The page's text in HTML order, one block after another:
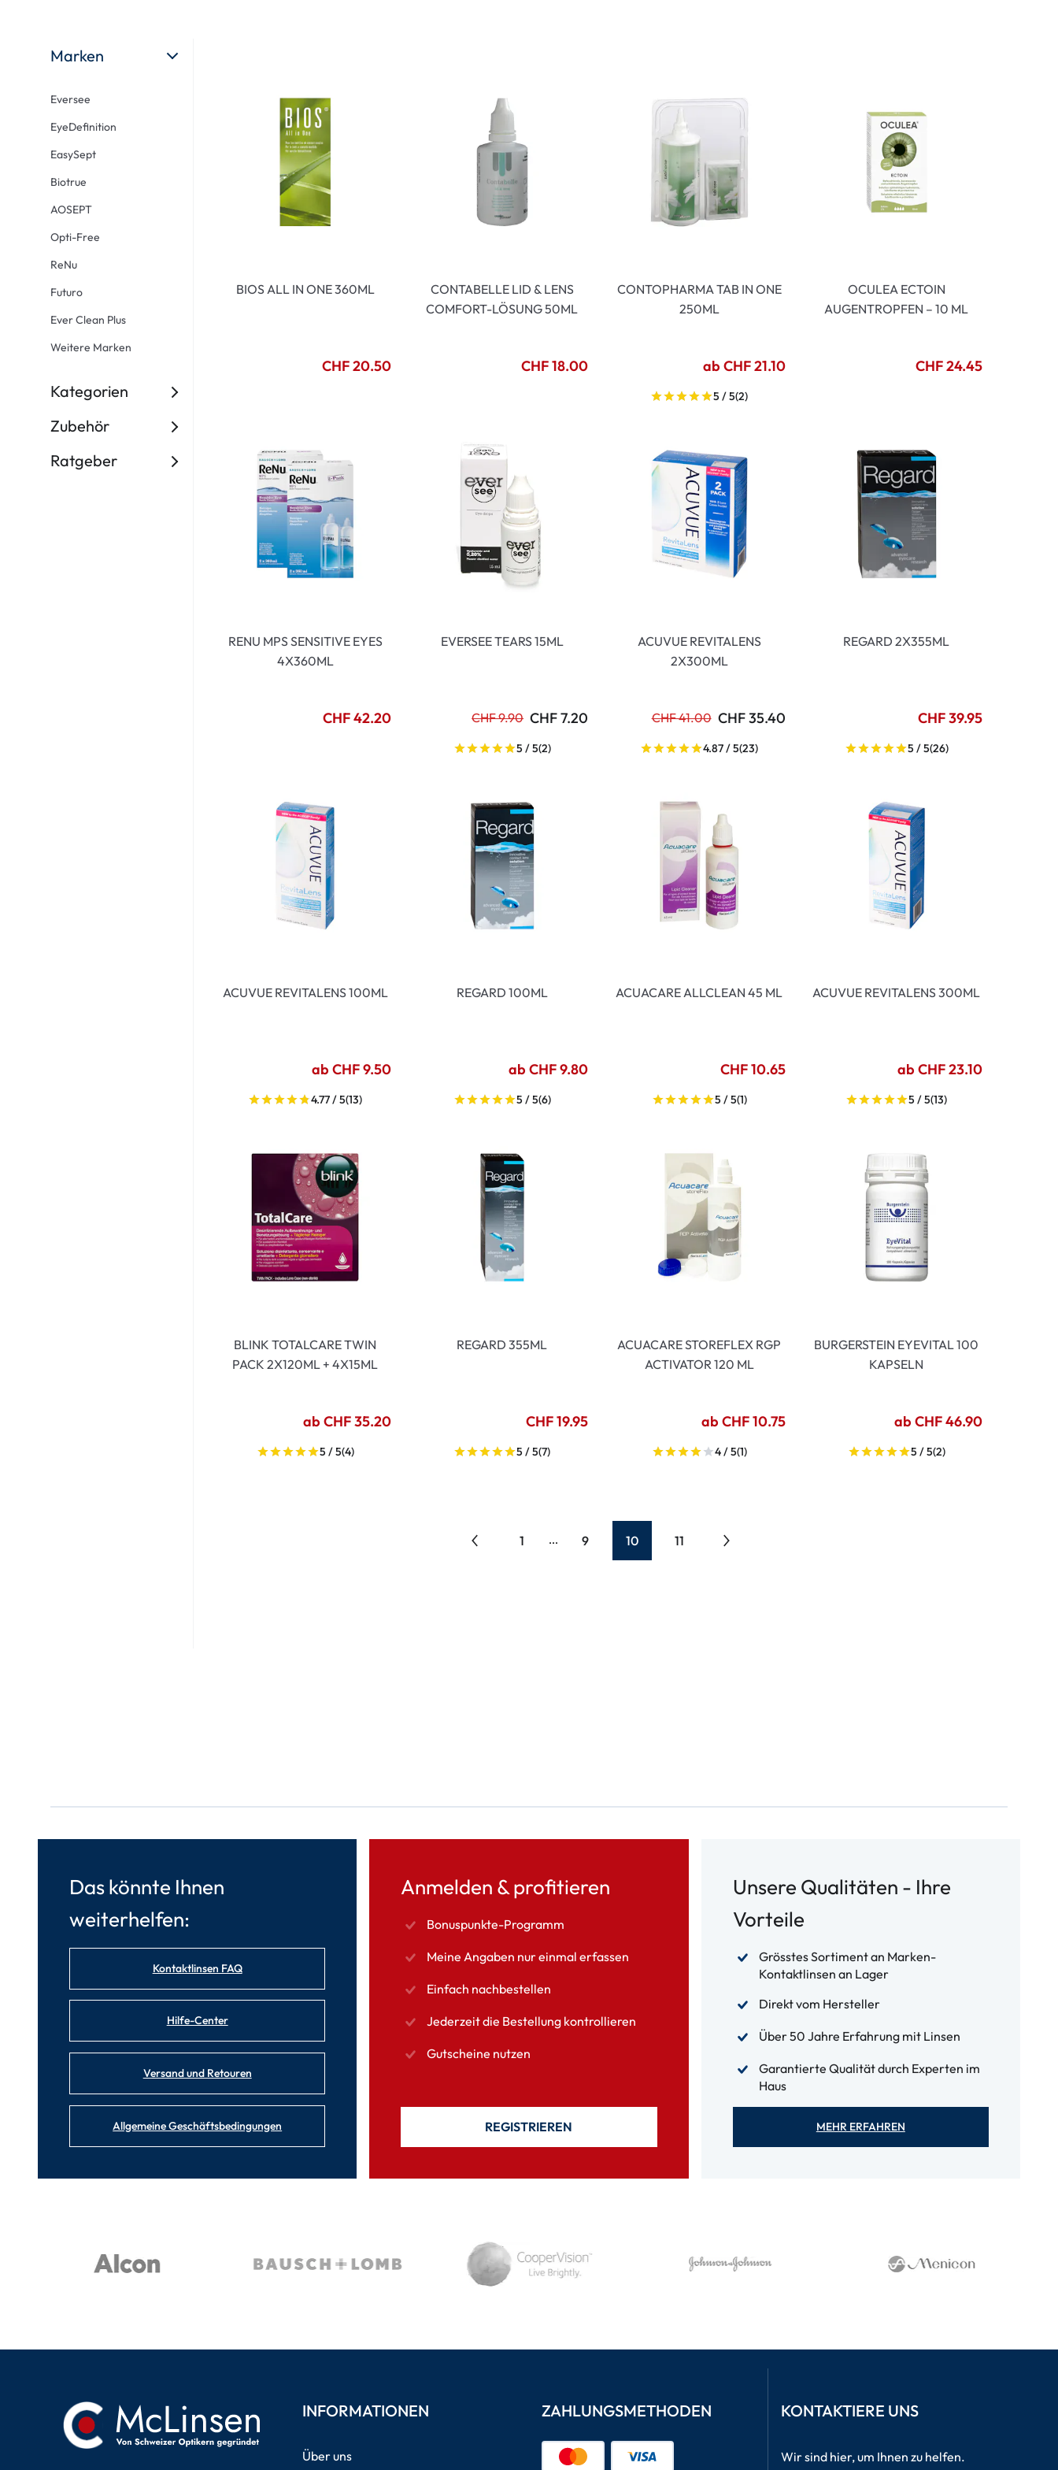
Dailies
Biomedics
Marken
Eversee
EyeDefinition
EasySept
Biotrue
AOSEPT
Opti-Free
ReNu
Futuro
Ever Clean Plus
Weitere Marken
Kategorien
Zubehör
Ratgeber
BIOS ALL IN ONE 360ML
CHF 20.50
CONTABELLE LID & LENS
COMFORT-LÖSUNG 50ML
CHF 18.00
CONTOPHARMA TAB IN ONE
250ML
ab CHF 21.10
5 / 5(2)
OCULEA ECTOIN
AUGENTROPFEN – 10 ML
CHF 24.45
RENU MPS SENSITIVE EYES
4X360ML
CHF 42.20
EVERSEE TEARS 15ML
CHF 9.90 CHF 7.20
5 / 5(2)
ACUVUE REVITALENS
2X300ML
CHF 41.00 CHF 35.40
4.87 / 5(23)
REGARD 2X355ML
CHF 39.95
5 / 5(26)
ACUVUE REVITALENS 100ML
ab CHF 9.50
4.77 / 5(13)
REGARD 100ML
ab CHF 9.80
5 / 5(6)
ACUACARE ALLCLEAN 45 ML
CHF 10.65
5 / 5(1)
ACUVUE REVITALENS 300ML
ab CHF 23.10
5 / 5(13)
BLINK TOTALCARE TWIN
PACK 2X120ML + 4X15ML
ab CHF 35.20
5 / 5(4)
REGARD 355ML
CHF 19.95
5 / 5(7)
ACUACARE STOREFLEX RGP
ACTIVATOR 120 ML
ab CHF 10.75
4 / 5(1)
BURGERSTEIN EYEVITAL 100
KAPSELN
ab CHF 46.90
5 / 5(2)
1 ... 9 10 11
Das könnte Ihnen
weiterhelfen:
Kontaktlinsen FAQ
Hilfe-Center
Versand und Retouren
Allgemeine Geschäftsbedingungen
Anmelden & profitieren
Bonuspunkte-Programm
Meine Angaben nur einmal erfassen
Einfach nachbestellen
Jederzeit die Bestellung kontrollieren
Gutscheine nutzen
REGISTRIEREN
Unsere Qualitäten - Ihre
Vorteile
Grösstes Sortiment an Marken-
Kontaktlinsen an Lager
Direkt vom Hersteller
Über 50 Jahre Erfahrung mit Linsen
Garantierte Qualität durch Experten im
Haus
MEHR ERFAHREN
INFORMATIONEN
Über uns
ZAHLUNGSMETHODEN KONTAKTIERE UNS
Wir sind hier, um Ihnen zu helfen.